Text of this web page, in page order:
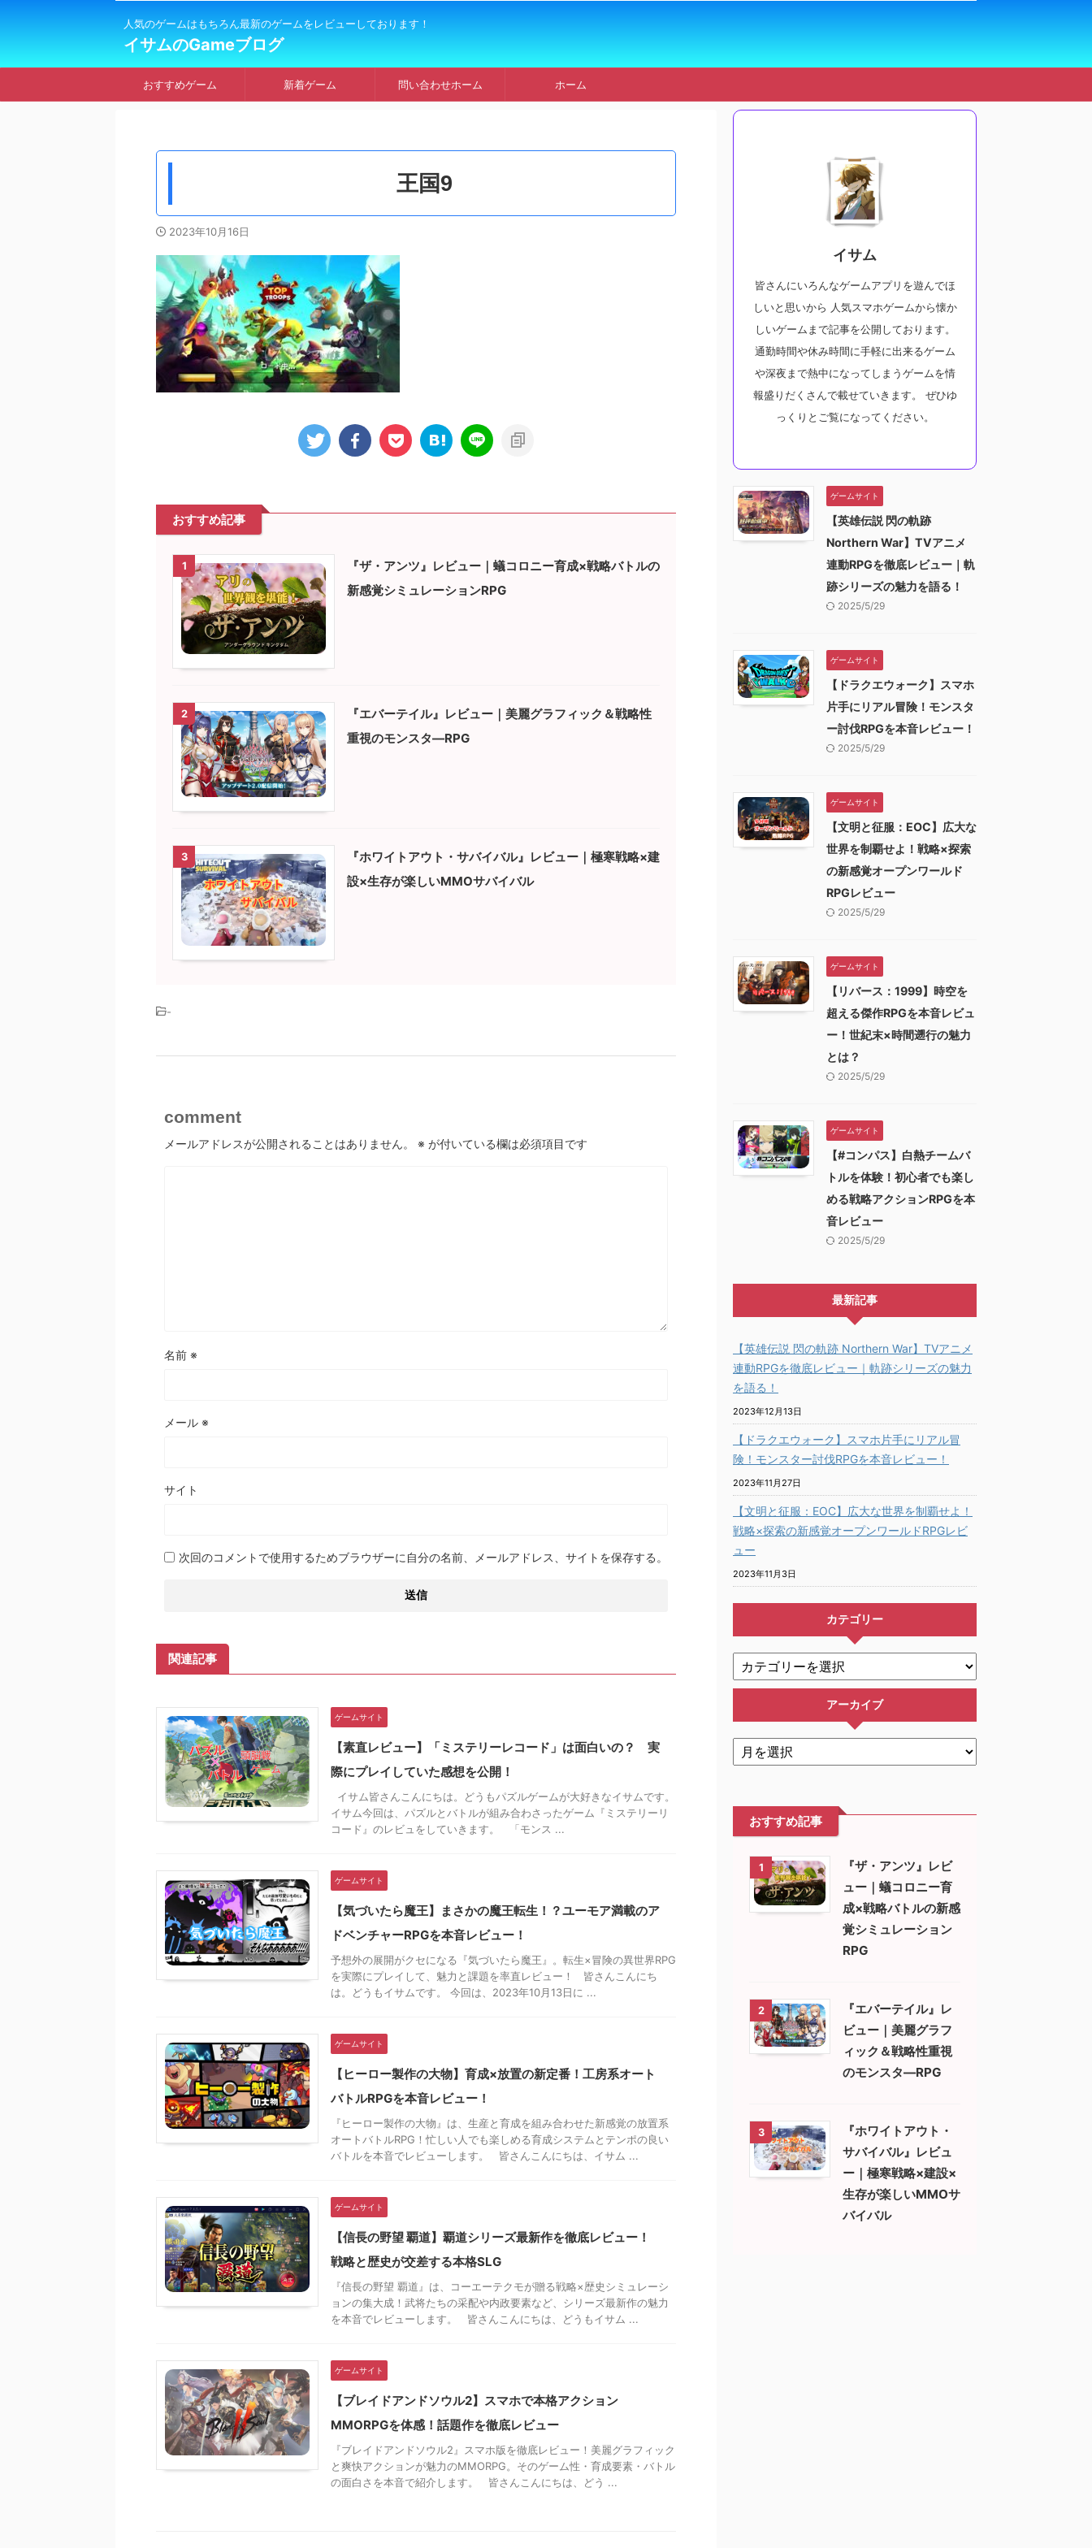
人気のゲームはもちろん最新のゲームをレビューしております！
イサムのGameブログ
おすすめゲーム 新着ゲーム 問い合わせホーム ホーム
王国9
2023年10月16日
おすすめ記事
1
『ザ・アンツ』レビュー｜蟻コロニー育成×戦略バトルの
新感覚シミュレーションRPG
2
『エバーテイル』レビュー｜美麗グラフィック＆戦略性
重視のモンスタ―RPG
3
『ホワイトアウト・サバイバル』レビュー｜極寒戦略×建
設×生存が楽しいMMOサバイバル
-
comment
メールアドレスが公開されることはありません。 ※ が付いている欄は必須項目です
名前 ※
メール ※
サイト
次回のコメントで使用するためブラウザーに自分の名前、メールアドレス、サイトを保存する。
関連記事
ゲームサイト
【素直レビュー】「ミステリーレコード」は面白いの？ 実
際にプレイしていた感想を公開！
イサム皆さんこんにちは。どうもパズルゲームが大好きなイサムです。
イサム今回は、パズルとバトルが組み合わさったゲーム『ミステリーリ
コード』のレビュをしていきます。 「モンス ...
ゲームサイト
【気づいたら魔王】まさかの魔王転生！？ユーモア満載のア
ドベンチャーRPGを本音レビュー！
予想外の展開がクセになる『気づいたら魔王』。転生×冒険の異世界RPG
を実際にプレイして、魅力と課題を率直レビュー！ 皆さんこんにち
は。どうもイサムです。 今回は、2023年10月13日に ...
ゲームサイト
【ヒーロー製作の大物】育成×放置の新定番！工房系オート
バトルRPGを本音レビュー！
『ヒーロー製作の大物』は、生産と育成を組み合わせた新感覚の放置系
オートバトルRPG！忙しい人でも楽しめる育成システムとテンポの良い
バトルを本音でレビューします。 皆さんこんにちは、イサム ...
ゲームサイト
【信長の野望 覇道】覇道シリーズ最新作を徹底レビュー！
戦略と歴史が交差する本格SLG
『信長の野望 覇道』は、コーエーテクモが贈る戦略×歴史シミュレーシ
ョンの集大成！武将たちの采配や内政要素など、シリーズ最新作の魅力
を本音でレビューします。 皆さんこんにちは、どうもイサム ...
ゲームサイト
【ブレイドアンドソウル2】スマホで本格アクション
MMORPGを体感！話題作を徹底レビュー
『ブレイドアンドソウル2』スマホ版を徹底レビュー！美麗グラフィック
と爽快アクションが魅力のMMORPG。そのゲーム性・育成要素・バトル
の面白さを本音で紹介します。 皆さんこんにちは、どう ...
イサム
皆さんにいろんなゲームアプリを遊んでほ
しいと思いから 人気スマホゲームから懐か
しいゲームまで記事を公開しております。
通勤時間や休み時間に手軽に出来るゲーム
や深夜まで熱中になってしまうゲームを情
報盛りだくさんで載せていきます。 ぜひゆ
っくりとご覧になってください。
ゲームサイト
【英雄伝説 閃の軌跡
Northern War】TVアニメ
連動RPGを徹底レビュー｜軌
跡シリーズの魅力を語る！
2025/5/29
ゲームサイト
【ドラクエウォーク】スマホ
片手にリアル冒険！モンスタ
ー討伐RPGを本音レビュー！
2025/5/29
ゲームサイト
【文明と征服：EOC】広大な
世界を制覇せよ！戦略×探索
の新感覚オープンワールド
RPGレビュー
2025/5/29
ゲームサイト
【リバース：1999】時空を
超える傑作RPGを本音レビュ
ー！世紀末×時間遡行の魅力
とは？
2025/5/29
ゲームサイト
【#コンパス】白熱チームバ
トルを体験！初心者でも楽し
める戦略アクションRPGを本
音レビュー
2025/5/29
最新記事
【英雄伝説 閃の軌跡 Northern War】TVアニメ
連動RPGを徹底レビュー｜軌跡シリーズの魅力
を語る！
2023年12月13日
【ドラクエウォーク】スマホ片手にリアル冒
険！モンスター討伐RPGを本音レビュー！
2023年11月27日
【文明と征服：EOC】広大な世界を制覇せよ！
戦略×探索の新感覚オープンワールドRPGレビ
ュー
2023年11月3日
カテゴリー
アーカイブ
おすすめ記事
1
『ザ・アンツ』レビ
ュー｜蟻コロニー育
成×戦略バトルの新感
覚シミュレーション
RPG
2
『エバーテイル』レ
ビュー｜美麗グラフ
ィック＆戦略性重視
のモンスタ―RPG
3
『ホワイトアウト・
サバイバル』レビュ
ー｜極寒戦略×建設×
生存が楽しいMMOサ
バイバル